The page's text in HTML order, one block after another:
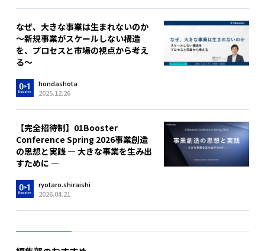
なぜ、大きな事業は生まれないのか
～新規事業がスケールしない構造
を、プロセスと市場の視点から考え
る～
hondashota
2025.12.26
【完全招待制】01Booster
Conference Spring 2026事業創造
の思想と実践 ― 大きな事業を生み出
すために ―
ryotaro.shiraishi
2026.04.21